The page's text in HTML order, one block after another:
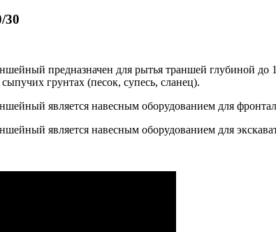
30
предназначен для рытья траншей глубиной
грунтах (песок, супесь, сланец).
является навесным оборудованием для
является навесным оборудованием для